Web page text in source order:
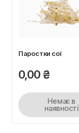
Паростки сої
0,00 ₴
Немає в
наявності